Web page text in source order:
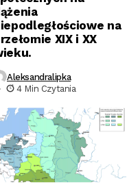
na
XIX i XX
Aleksandralipka
4 Min Czytania